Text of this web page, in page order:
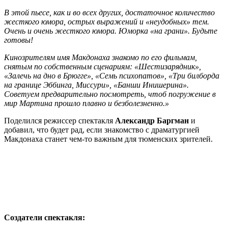
В этой пьесе, как и во всех других, достаточное количество
жесткого юмора, острых выражений и «неудобных» тем.
Очень и очень жесткого юмора. Юморка «на грани». Будьте
готовы!
Кинозрителям имя Макдонаха знакомо по его фильмам,
снятым по собственным сценариям: «Шестизарядник»,
«Залечь на дно в Брюгге», «Семь психопатов», «Три билборда
на границе Эббинга, Миссури», «Банши Инишерина».
Советуем предварительно посмотреть, чтоб погружение в
мир Мартина прошло плавно и безболезненно.»
Поделился режиссер спектакля Александр Баргман и
добавил, что будет рад, если знакомство с драматургией
Макдонаха станет чем-то важным для тюменских зрителей.
Создатели спектакля: